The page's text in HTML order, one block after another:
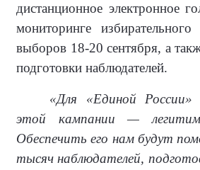
дистанционное электронное
мониторинге
выборов 18-20 сентября, а
подготовки наблюдателей.
«Для «Единой России»
этой кампании —
Обеспечить его нам будут
тысяч наблюдателей,